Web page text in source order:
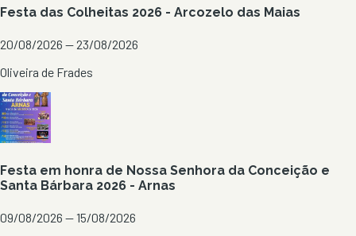
Festa das Colheitas 2026 - Arcozelo das Maias
20/08/2026 — 23/08/2026
Oliveira de Frades
Festa em honra de Nossa Senhora da Conceição e
Santa Bárbara 2026 - Arnas
09/08/2026 — 15/08/2026